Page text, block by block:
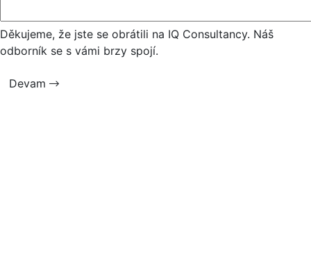
Děkujeme, že jste se obrátili na IQ Consultancy. Náš
odborník se s vámi brzy spojí.
Devam